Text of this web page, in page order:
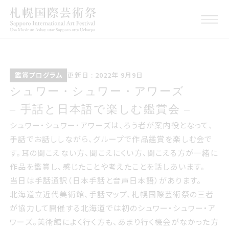
鑑賞プログラム
鑑賞プログラム こうしんび 2022年 くが
つ9日
更新日 : 2022年 9月9日
シュワーシュワーアワーズ <br> 手話
と日本語で楽しむ鑑賞会
シュワー・シュワー・アワーズ
– 手話と日本語で楽しむ鑑賞会 –
シュワー・シュワー・アワーズは、ろう者が案内役となって、
手話でお話ししながら、グループで作品鑑賞を楽しむ会で
す。耳の聞こえない方、聞こえにくい方、聞こえる方が一緒に
作品を鑑賞し、感じたことや考えたことを話しあいます。
当日は手話通訳（日本手話と音声日本語）があります。
北海道立近代美術館、手話マップ、札幌国際芸術祭の三者
が協力して開催する北海道では初のシュワー・シュワー・ア
ワーズ。美術館によく行く方も、あまり行く機会がなかった方